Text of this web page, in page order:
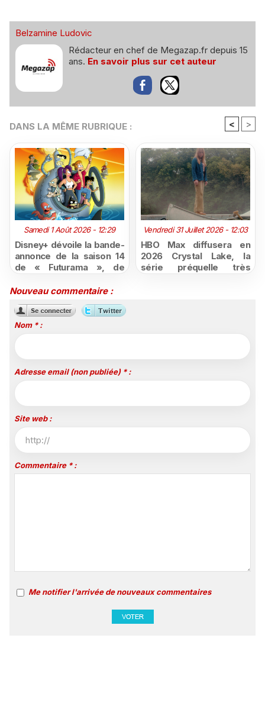
Belzamine Ludovic
Rédacteur en chef de Megazap.fr depuis 15
ans. En savoir plus sur cet auteur
DANS LA MÊME RUBRIQUE : < >
Samedi 1 Août 2026 - 12:29
Disney+ dévoile la bande-
annonce de la saison 14
de « Futurama », de
Vendredi 31 Juillet 2026 - 12:03
HBO Max diffusera en
2026 Crystal Lake, la
série préquelle très
Nouveau commentaire :
Nom * :
Adresse email (non publiée) * :
Site web :
Commentaire * :
Me notifier l'arrivée de nouveaux commentaires